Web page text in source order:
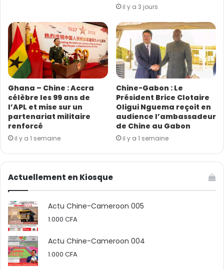
il y a 3 jours
Ghana – Chine : Accra
célèbre les 99 ans de
l’APL et mise sur un
partenariat militaire
renforcé
il y a 1 semaine
Chine-Gabon : Le
Président Brice Clotaire
Oligui Nguema reçoit en
audience l’ambassadeur
de Chine au Gabon
il y a 1 semaine
Actuellement en Kiosque
Actu Chine-Cameroon 005
1.000 CFA
Actu Chine-Cameroon 004
1.000 CFA